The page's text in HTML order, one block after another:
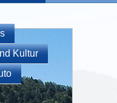
Kultur